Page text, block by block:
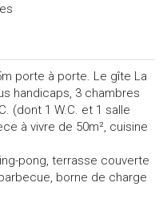
porte à porte. Le gîte La
handicaps, 3 chambres
(dont 1 W.C. et 1 salle
à vivre de 50m², cuisine
pong, terrasse couverte
borne de charge